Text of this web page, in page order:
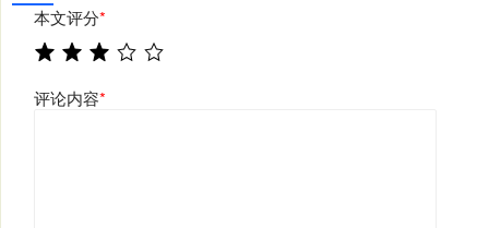
本文评分*
评论内容*